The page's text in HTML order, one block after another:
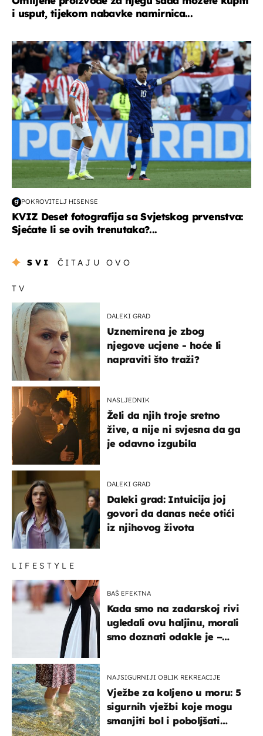
i usput, tijekom nabavke namirnica...
svjetsko prvenstvo 2026
POKROVITELJ HISENSE
KVIZ Deset fotografija sa Svjetskog prvenstva:
Sjećate li se ovih trenutaka?...
SVI ČITAJU OVO
TV
DALEKI GRAD
Uznemirena je zbog
njegove ucjene - hoće li
napraviti što traži?
NASLJEDNIK
Želi da njih troje sretno
žive, a nije ni svjesna da ga
je odavno izgubila
DALEKI GRAD
Daleki grad: Intuicija joj
govori da danas neće otići
iz njihovog života
LIFESTYLE
BAŠ EFEKTNA
Kada smo na zadarskoj rivi
ugledali ovu haljinu, morali
smo doznati odakle je –
NAJSIGURNIJI OBLIK REKREACIJE
Vježbe za koljeno u moru: 5
sigurnih vježbi koje mogu
smanjiti bol i poboljšati